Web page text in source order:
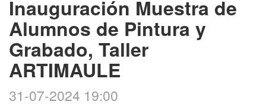
Inauguración Muestra de
Alumnos de Pintura y
Grabado, Taller
ARTIMAULE
31-07-2024 19:00